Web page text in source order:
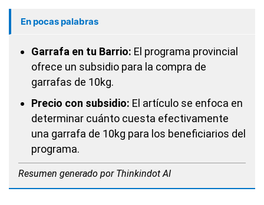
En pocas palabras
Garrafa en tu Barrio: El programa provincial
ofrece un subsidio para la compra de
garrafas de 10kg.
Precio con subsidio: El artículo se enfoca en
determinar cuánto cuesta efectivamente
una garrafa de 10kg para los beneficiarios del
programa.
Resumen generado por Thinkindot AI